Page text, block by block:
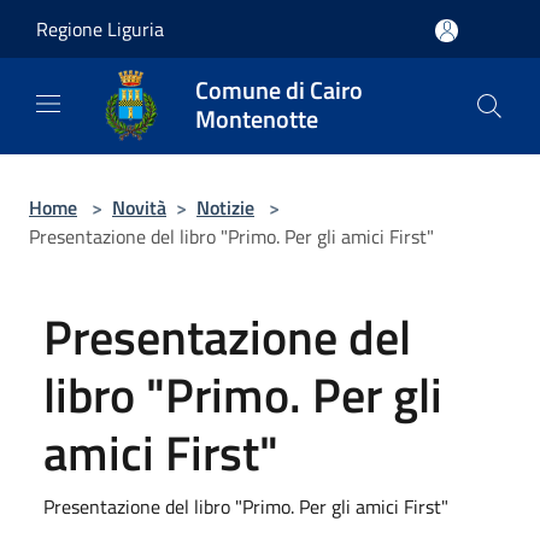
Regione Liguria
Comune di Cairo
Montenotte
Home > Novità > Notizie >
Presentazione del libro "Primo. Per gli amici First"
Presentazione del
libro "Primo. Per gli
amici First"
Presentazione del libro "Primo. Per gli amici First"